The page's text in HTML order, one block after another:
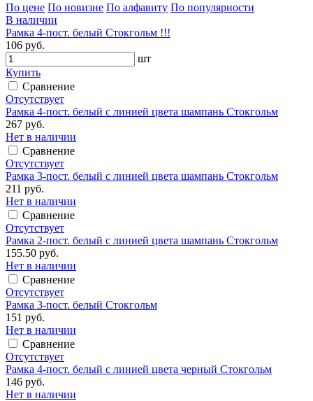
По цене По новизне По алфавиту По популярности
В наличии
Рамка 4-пост. белый Стокгольм !!!
106 руб.
шт
Купить
Сравнение
Отсутствует
Рамка 4-пост. белый с линией цвета шампань Стокгольм
267 руб.
Нет в наличии
Сравнение
Отсутствует
Рамка 3-пост. белый с линией цвета шампань Стокгольм
211 руб.
Нет в наличии
Сравнение
Отсутствует
Рамка 2-пост. белый с линией цвета шампань Стокгольм
155.50 руб.
Нет в наличии
Сравнение
Отсутствует
Рамка 3-пост. белый Стокгольм
151 руб.
Нет в наличии
Сравнение
Отсутствует
Рамка 4-пост. белый с линией цвета черный Стокгольм
146 руб.
Нет в наличии